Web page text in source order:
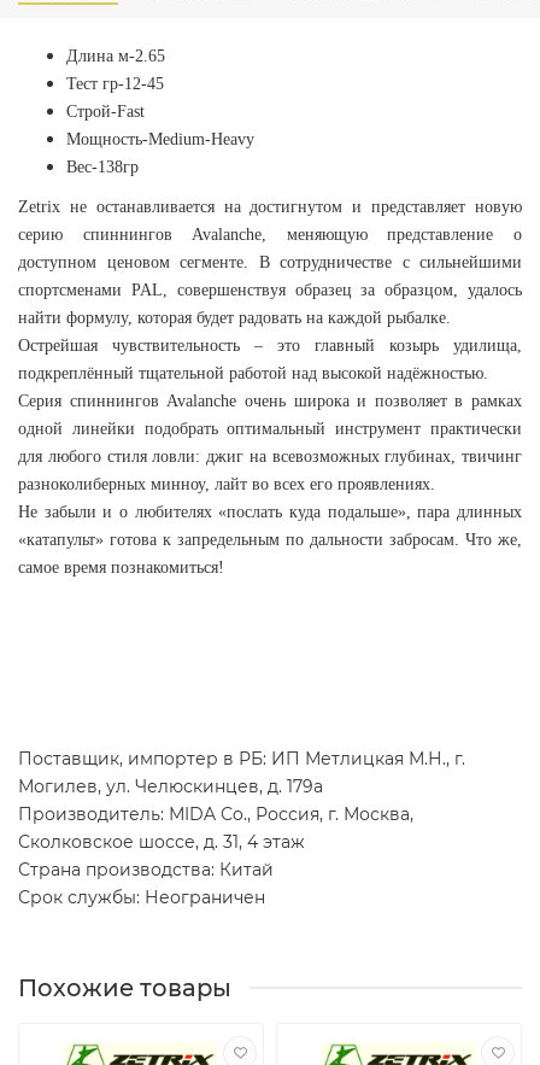
Длина м-2.65
Тест гр-12-45
Строй-Fast
Мощность-Medium-Heavy
Вес-138гр
Zetrix не останавливается на достигнутом и представляет новую
серию спиннингов Avalanche, меняющую представление о
доступном ценовом сегменте. В сотрудничестве с сильнейшими
спортсменами PAL, совершенствуя образец за образцом, удалось
найти формулу, которая будет радовать на каждой рыбалке.
Острейшая чувствительность – это главный козырь удилища,
подкреплённый тщательной работой над высокой надёжностью.
Серия спиннингов Avalanche очень широка и позволяет в рамках
одной линейки подобрать оптимальный инструмент практически
для любого стиля ловли: джиг на всевозможных глубинах, твичинг
разноколиберных минноу, лайт во всех его проявлениях.
Не забыли и о любителях «послать куда подальше», пара длинных
«катапульт» готова к запредельным по дальности забросам. Что же,
самое время познакомиться!
Поставщик, импортер в РБ: ИП Метлицкая М.Н., г.
Могилев, ул. Челюскинцев, д. 179а
Производитель: МIDA Сo., Россия, г. Москва,
Сколковское шоссе, д. 31, 4 этаж
Страна производства: Китай
Срок службы: Неограничен
Похожие товары